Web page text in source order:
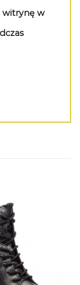
witrynę w